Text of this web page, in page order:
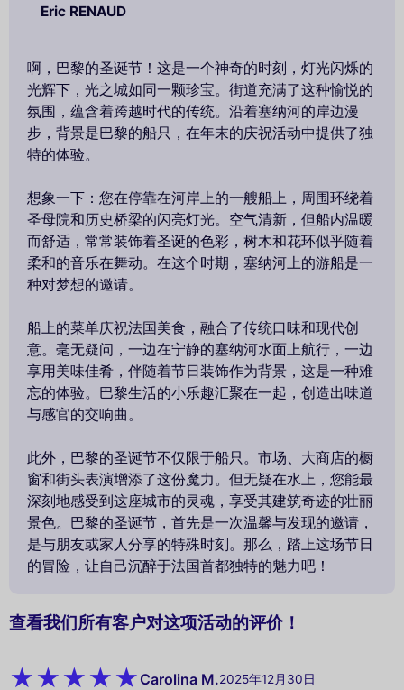
查看我们所有客户对这项活动的评价！
Carolina M.2025年12月30日
Eric RENAUD
啊，巴黎的圣诞节！这是一个神奇的时刻，灯光闪烁的
光辉下，光之城如同一颗珍宝。街道充满了这种愉悦的
氛围，蕴含着跨越时代的传统。沿着塞纳河的岸边漫
步，背景是巴黎的船只，在年末的庆祝活动中提供了独
特的体验。
想象一下：您在停靠在河岸上的一艘船上，周围环绕着
圣母院和历史桥梁的闪亮灯光。空气清新，但船内温暖
而舒适，常常装饰着圣诞的色彩，树木和花环似乎随着
柔和的音乐在舞动。在这个时期，塞纳河上的游船是一
种对梦想的邀请。
船上的菜单庆祝法国美食，融合了传统口味和现代创
意。毫无疑问，一边在宁静的塞纳河水面上航行，一边
享用美味佳肴，伴随着节日装饰作为背景，这是一种难
忘的体验。巴黎生活的小乐趣汇聚在一起，创造出味道
与感官的交响曲。
此外，巴黎的圣诞节不仅限于船只。市场、大商店的橱
窗和街头表演增添了这份魔力。但无疑在水上，您能最
深刻地感受到这座城市的灵魂，享受其建筑奇迹的壮丽
景色。巴黎的圣诞节，首先是一次温馨与发现的邀请，
是与朋友或家人分享的特殊时刻。那么，踏上这场节日
的冒险，让自己沉醉于法国首都独特的魅力吧！